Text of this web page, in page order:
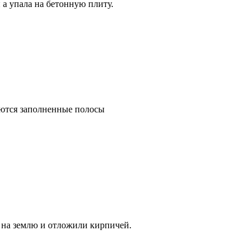
упала на бетонную плиту.
заполненные полосы
землю и отложили кирпичей.